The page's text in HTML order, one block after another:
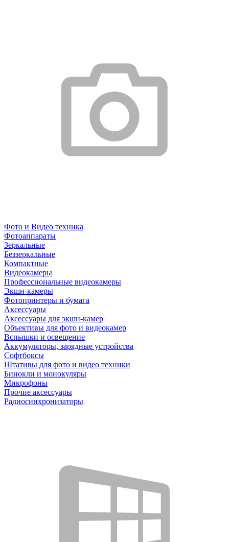
Фото и Видео техника
Фотоаппараты
Зеркальные
Беззеркальные
Компактные
Видеокамеры
Профессиональные видеокамеры
Экшн-камеры
Фотопринтеры и бумага
Аксессуары
Аксессуары для экшн-камер
Объективы для фото и видеокамер
Вспышки и освещение
Аккумуляторы, зарядные устройства
Софтбоксы
Штативы для фото и видео техники
Бинокли и монокуляры
Микрофоны
Прочие аксессуары
Радиосинхронизаторы